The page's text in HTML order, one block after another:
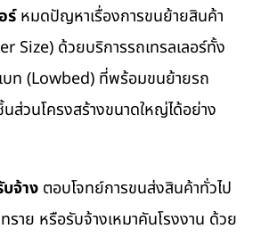
ร์หมดปัญหาเรื่องการขนย้ายสินค้า
Size) ด้วยบริการรถเทรลเลอร์ทั้ง
บท (Lowbed) ที่พร้อมขนย้ายรถ
ส่วนโครงสร้างขนาดใหญ่ได้อย่าง
จ้าง ตอบโจทย์การขนส่งสินค้าทั่วไป
าย หรือรับจ้างเหมาคันโรงงาน ด้วย